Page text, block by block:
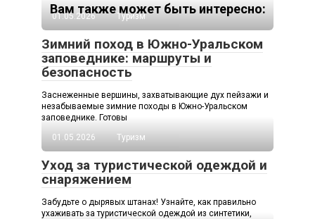
Вам также может быть интересно:
01.05.2026 Туризм
Зимний поход в Южно-Уральском
заповеднике: маршруты и
безопасность
Заснеженные вершины, захватывающие дух пейзажи и
незабываемые зимние походы в Южно-Уральском
заповеднике. Готовы
01.05.2026
Туризм
Уход за туристической одеждой и
снаряжением
Забудьте о дырявых штанах! Узнайте, как правильно
ухаживать за туристической одеждой из синтетики,